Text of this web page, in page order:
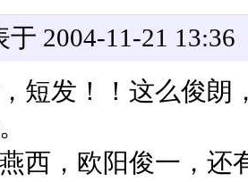
2004-11-21 13:36
短发！！这么俊朗
西，欧阳俊一，还